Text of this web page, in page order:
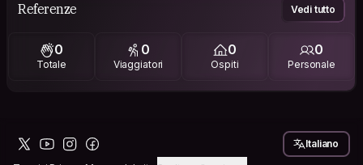
Referenze Vedi tutto
0
Totale
0
Viaggiatori
0
Ospiti
0
Personale
Italiano